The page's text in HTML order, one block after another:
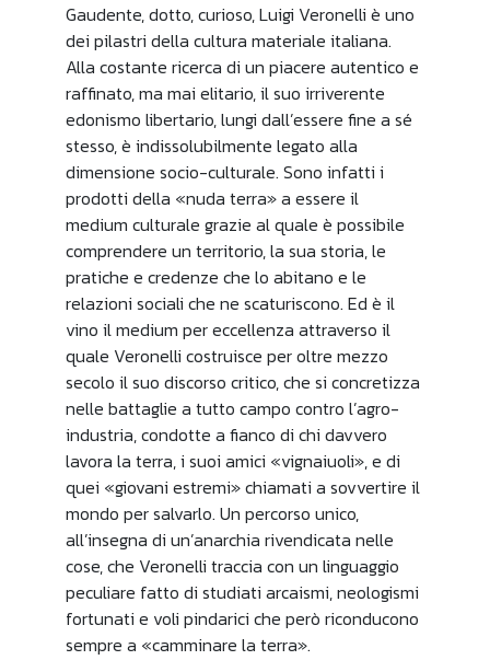
Gaudente, dotto, curioso, Luigi Veronelli è uno
dei pilastri della cultura materiale italiana.
Alla costante ricerca di un piacere autentico e
raffinato, ma mai elitario, il suo irriverente
edonismo libertario, lungi dall’essere fine a sé
stesso, è indissolubilmente legato alla
dimensione socio-culturale. Sono infatti i
prodotti della «nuda terra» a essere il
medium culturale grazie al quale è possibile
comprendere un territorio, la sua storia, le
pratiche e credenze che lo abitano e le
relazioni sociali che ne scaturiscono. Ed è il
vino il medium per eccellenza attraverso il
quale Veronelli costruisce per oltre mezzo
secolo il suo discorso critico, che si concretizza
nelle battaglie a tutto campo contro l’agro-
industria, condotte a fianco di chi davvero
lavora la terra, i suoi amici «vignaiuoli», e di
quei «giovani estremi» chiamati a sovvertire il
mondo per salvarlo. Un percorso unico,
all’insegna di un’anarchia rivendicata nelle
cose, che Veronelli traccia con un linguaggio
peculiare fatto di studiati arcaismi, neologismi
fortunati e voli pindarici che però riconducono
sempre a «camminare la terra».